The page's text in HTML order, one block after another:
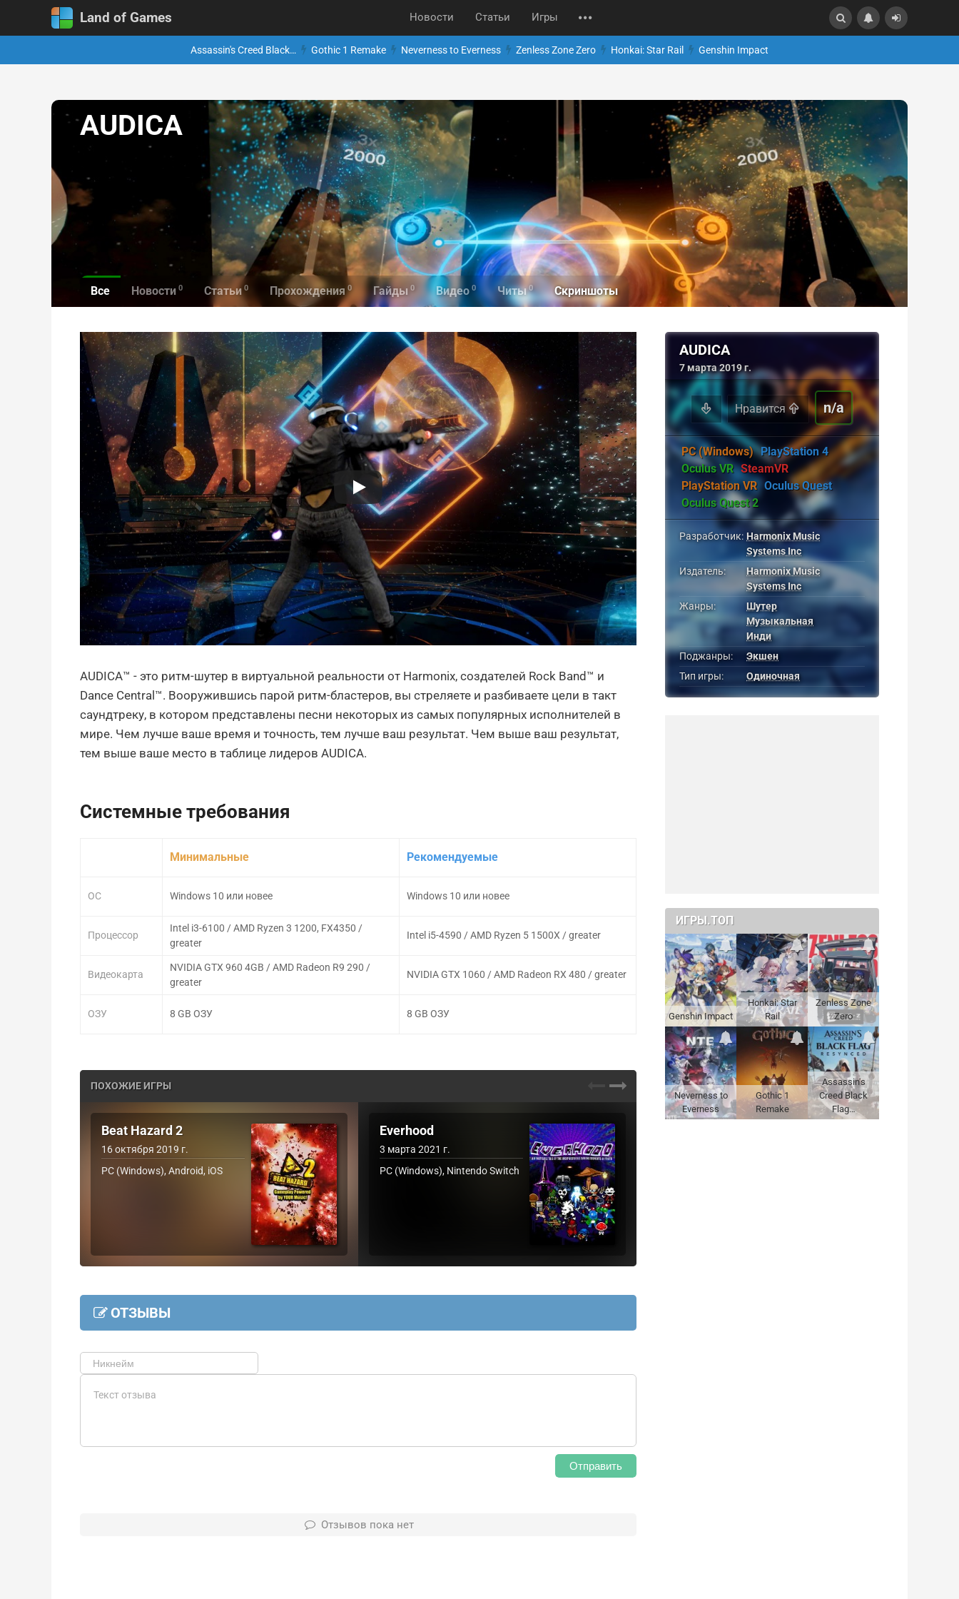
Land of Games Новости Статьи Игры
Assassin's Creed Black… Gothic 1 Remake Neverness to Everness Zenless Zone Zero Honkai: Star Rail Genshin Impact
AUDICA
Все Новости 0 Статьи 0 Прохождения 0 Гайды 0 Видео 0 Читы 0 Скриншоты
AUDICA™ - это ритм-шутер в виртуальной реальности от Harmonix, создателей Rock Band™ и
Dance Central™. Вооружившись парой ритм-бластеров, вы стреляете и разбиваете цели в такт
саундтреку, в котором представлены песни некоторых из самых популярных исполнителей в
мире. Чем лучше ваше время и точность, тем лучше ваш результат. Чем выше ваш результат,
тем выше ваше место в таблице лидеров AUDICA.
Системные требования
ОС
Процессор
Видеокарта
ОЗУ
Минимальные
Windows 10 или новее
Intel i3-6100 / AMD Ryzen 3 1200, FX4350 /
greater
NVIDIA GTX 960 4GB / AMD Radeon R9 290 /
greater
8 GB ОЗУ
Рекомендуемые
Windows 10 или новее
Intel i5-4590 / AMD Ryzen 5 1500X / greater
NVIDIA GTX 1060 / AMD Radeon RX 480 / greater
8 GB ОЗУ
ПОХОЖИЕ ИГРЫ
Beat Hazard 2
16 октября 2019 г.
PC (Windows), Android, iOS
Everhood
3 марта 2021 г.
PC (Windows), Nintendo Switch
ОТЗЫВЫ
Отправить
Отзывов пока нет
AUDICA
7 марта 2019 г.
Нравится n/a
PC (Windows) PlayStation 4
Oculus VR SteamVR
PlayStation VR Oculus Quest
Oculus Quest 2
Разработчик: Harmonix Music
Systems Inc
Издатель:
Harmonix Music
Systems Inc
Жанры:
Шутер
Музыкальная
Инди
Поджанры:
Экшен
Тип игры:
Одиночная
ИГРЫ.ТОП
Genshin Impact
Honkai: Star
Rail
Zenless Zone
Zero
Neverness to
Everness
Gothic 1
Remake
Assassin's
Creed Black
Flag…